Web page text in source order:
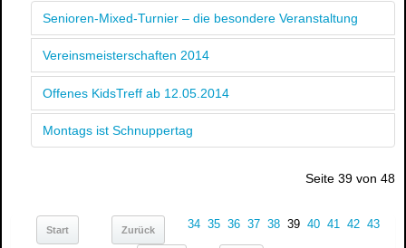
Senioren-Mixed-Turnier – die besondere Veranstaltung
Vereinsmeisterschaften 2014
Offenes KidsTreff ab 12.05.2014
Montags ist Schnuppertag
Seite 39 von 48
Start Zurück 34 35 36 37 38 39 40 41 42 43